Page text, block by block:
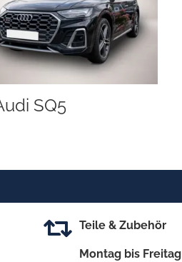
SQ5
Teile & Zubehör
Montag bis Freitag